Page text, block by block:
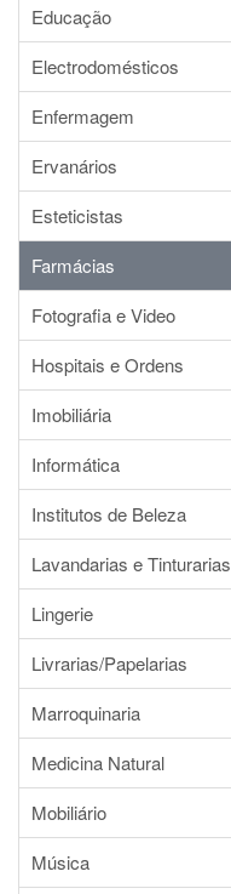
Educação
Electrodomésticos
Enfermagem
Ervanários
Esteticistas
Farmácias
Fotografia e Video
Hospitais e Ordens
Imobiliária
Informática
Institutos de Beleza
Lavandarias e Tinturarias
Lingerie
Livrarias/Papelarias
Marroquinaria
Medicina Natural
Mobiliário
Música